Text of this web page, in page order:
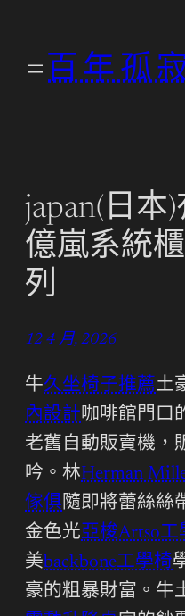
百年孤
japan(日本
億嵐系統
列
12 4 月, 2026
牛久坐椅子推薦土
內設計咖啡館門口
老舊自動販賣機，
吟。林Herman
傢俱隨即將蕾絲絲
金色光亞梭Artso工
美backbone工學椅
豪的粗暴財富。牛